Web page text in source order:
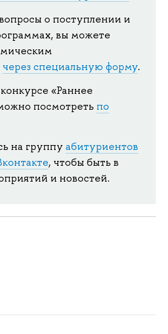
о поступлении и
вы можете
через специальную форму.
«Раннее
посмотреть по
на группу абитуриентов
, чтобы быть в
и новостей.